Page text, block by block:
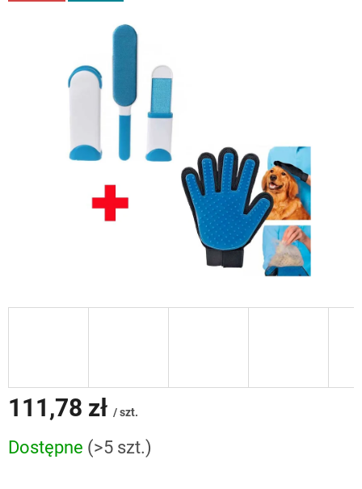
111,78 zł / szt.
jednostkowa:
Dostępne (>5 szt.)